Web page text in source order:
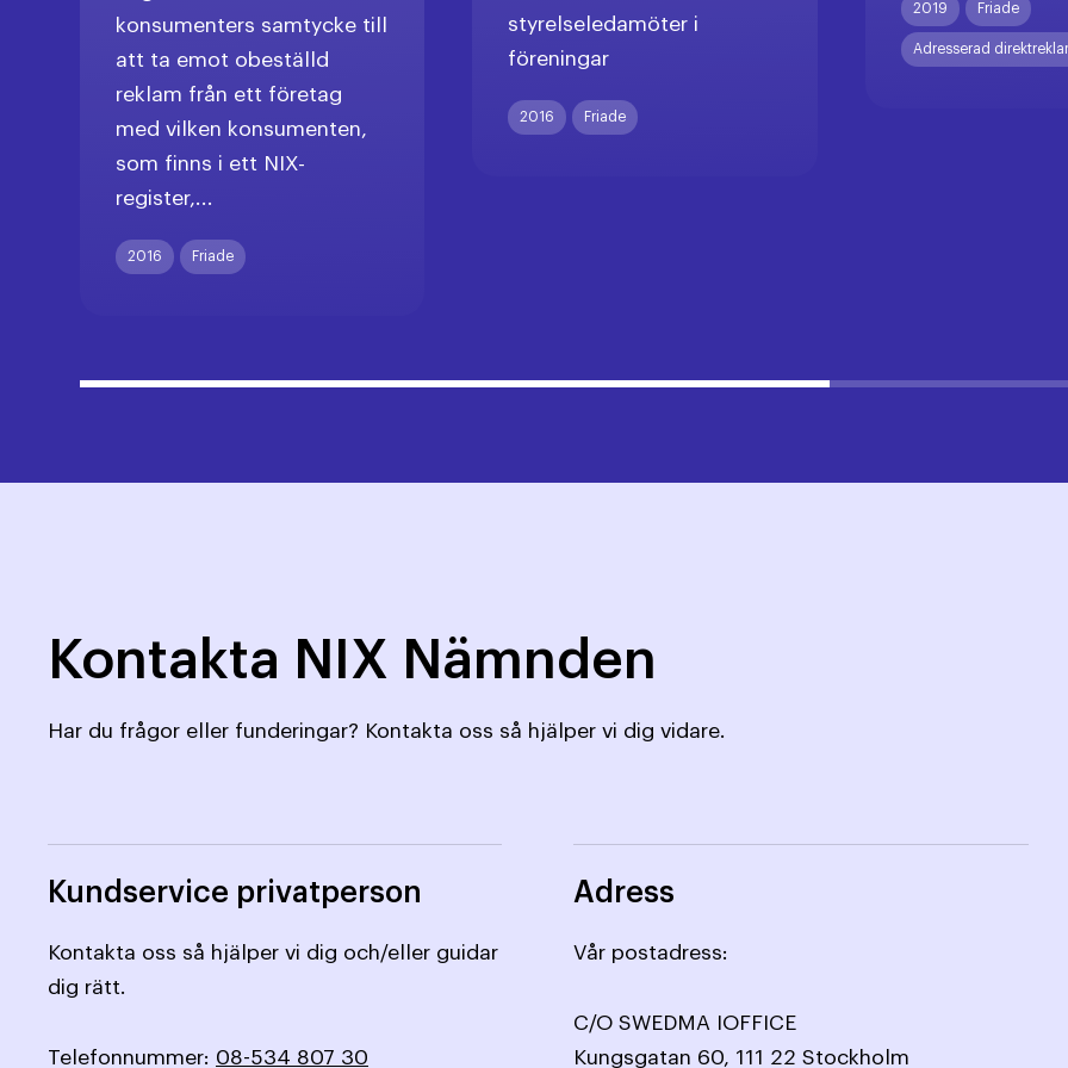
konsumenters samtycke till
att ta emot obeställd
reklam från ett företag
med vilken konsumenten,
som finns i ett NIX-
register,...
2016 Friade
styrelseledamöter i
föreningar
2016 Friade
2019 Friade
Adresserad
Kontakta NIX Nämnden
Har du frågor eller funderingar? Kontakta oss så hjälper vi dig vidare.
Kundservice privatperson
Kontakta oss så hjälper vi dig och/eller guidar
dig rätt.
Telefonnummer: 08-534 807 30
Adress
Vår postadress:
C/O SWEDMA IOFFICE
Kungsgatan 60, 111 22 Stockholm